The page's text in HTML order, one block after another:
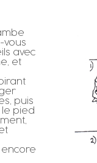
vous
avec
et
puis
pied